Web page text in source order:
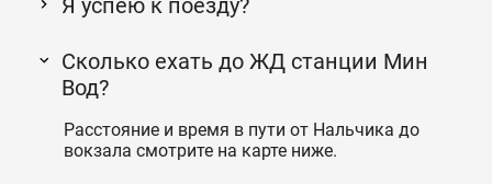
Сколько ехать до ЖД станции Мин
Вод?
Расстояние и время в пути от Нальчика до
вокзала смотрите на карте ниже.